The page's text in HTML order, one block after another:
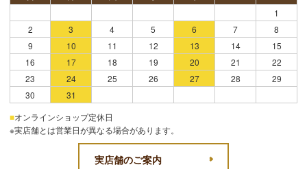
1
2
3 4 5 6 7
8
9
10 11 12 13 14
15
16
17 18 19 20 21
22
23
24 25 26 27 28
29
30
31
■オンラインショップ定休日
※実店舗とは営業日が異なる場合があります。
実店舗のご案内